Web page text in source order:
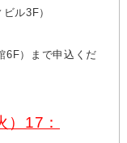
ル3F）
6F）まで申込くだ
17：